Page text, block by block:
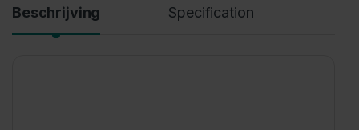
Beschrijving Specification